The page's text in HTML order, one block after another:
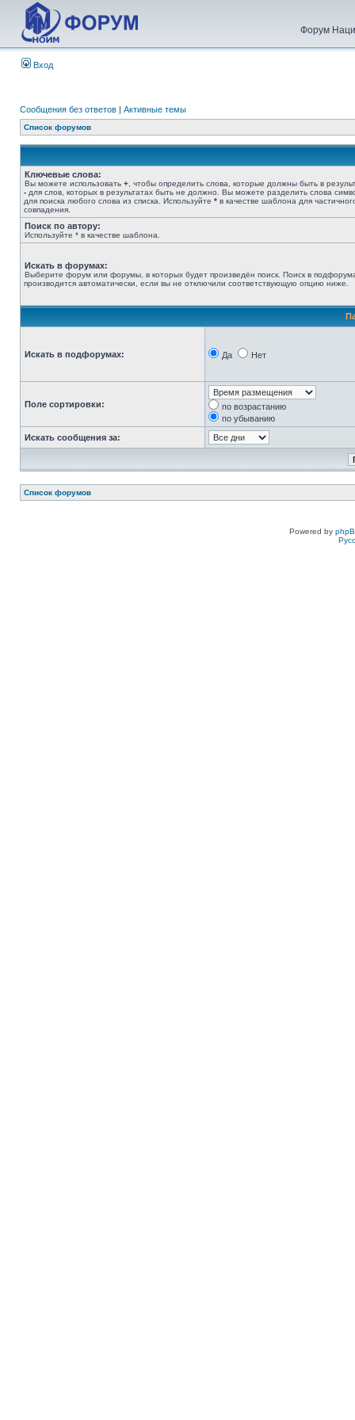
Форум
Вход
Сообщения без ответов | Активные темы
Список форумов
Ключевые слова:
Вы можете использовать + , чтобы определить слова, которые должны быть в
- для слов, которых в результатах быть не должно. Вы можете разделить слова
для поиска любого слова из списка. Используйте * в качестве шаблона для
совпадения.
Поиск по автору:
Используйте * в качестве шаблона.
Искать в форумах:
Выберите форум или форумы, в которых будет произведён поиск. Поиск в
производится автоматически, если вы не отключили соответствующую опцию ниже.
Искать в подфорумах: Да Нет
Поле сортировки:
по возрастанию
по убыванию
Искать сообщения за:
Список форумов
Powered by